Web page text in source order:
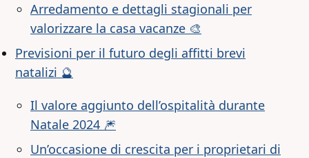
Arredamento e dettagli stagionali per
valorizzare la casa vacanze 🎨
Previsioni per il futuro degli affitti brevi
natalizi 🔮
Il valore aggiunto dell’ospitalità durante
Natale 2024 🎆
Un’occasione di crescita per i proprietari di